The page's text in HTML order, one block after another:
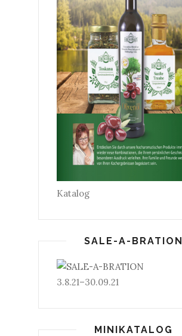
Katalog
SALE-A-BRATION
3.8.21–30.09.21
MINIKATALOG